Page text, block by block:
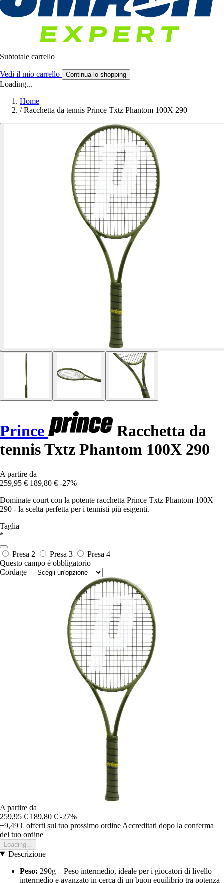
Subtotale carrello
Vedi il mio carrello Continua lo shopping
Loading...
Home
/ Racchetta da tennis Prince Txtz Phantom 100X 290
Prince
Racchetta da
tennis Txtz Phantom 100X 290
A partire da
259,95 € 189,80 € -27%
Dominate court con la potente racchetta Prince Txtz Phantom 100X
290 - la scelta perfetta per i tennisti più esigenti.
Taglia
*
Presa 2 Presa 3
Presa 4
Questo campo è obbligatorio
Cordage
A partire da
259,95 € 189,80 € -27%
+9,49 € offerti sul tuo prossimo ordine Accreditati dopo la conferma
del tuo ordine
Loading...
Descrizione
Peso: 290g – Peso intermedio, ideale per i giocatori di livello
intermedio e avanzato in cerca di un buon equilibrio tra potenza